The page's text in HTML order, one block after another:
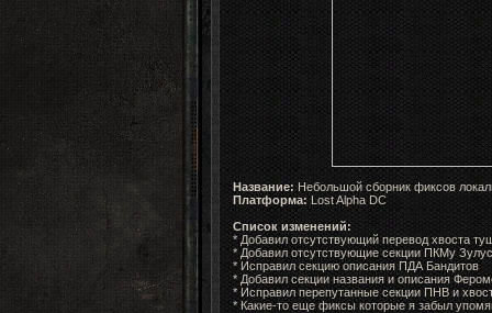
Название:Небольшой сборник фиксов
Платформа: Lost Alpha DC
Список изменений:
* Добавил отсутствующий перевод хвоста
* Добавил отсутствующие секции ПКМу
* Исправил секцию описания ПДА Бандитов
* Добавил секции названия и описания
* Исправил перепутанные секции ПНВ и
* Какие-то еще фиксы которые я забыл